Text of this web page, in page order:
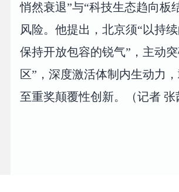
悄然衰退”与“科技生态趋向板
风险。他提出，北京须“以持
保持开放包容的锐气”，主动
区”，深度激活体制内生动力
至重奖颠覆性创新。（记者 张